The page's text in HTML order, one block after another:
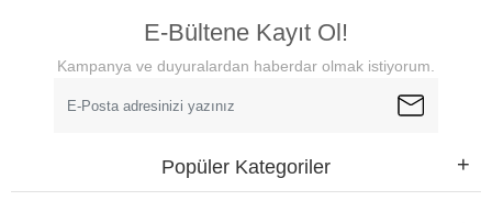
E-Bültene Kayıt Ol!
Kampanya ve duyuralardan haberdar olmak istiyorum.
Popüler Kategoriler